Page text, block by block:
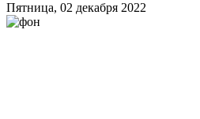
Пятница, 02 декабря 2022